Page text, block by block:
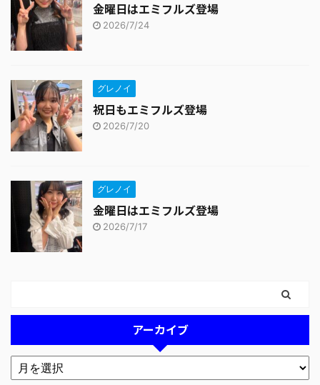
金曜日はエミフルズ登場
2026/7/24
グレノイ
祝日もエミフルズ登場
2026/7/20
グレノイ
金曜日はエミフルズ登場
2026/7/17
アーカイブ